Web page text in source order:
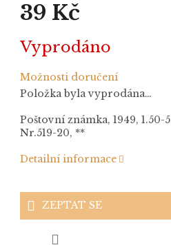
39 Kč
cena:
Vyprodáno
Možnosti doručení
Položka byla vyprodána…
Poštovní známka, 1949, 1.50-
Nr.519-20, **
Detailní informace
ZEPTAT SE